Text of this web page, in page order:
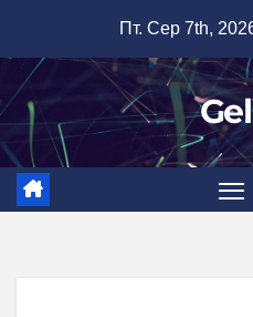
вмісту
Пт. Сер 7th,